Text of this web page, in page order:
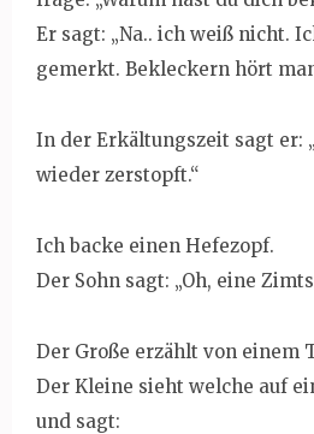
Er sagt: „Na.. ich weiß nicht.
gemerkt. Bekleckern hört
In der Erkältungszeit sagt er:
wieder zerstopft.“
Ich backe einen Hefezopf.
Der Sohn sagt: „Oh, eine
Der Große erzählt von einem
Der Kleine sieht welche auf
und sagt: